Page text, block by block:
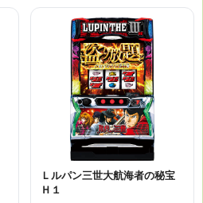
Ｌルパン三世大航海者の秘宝
Ｈ１